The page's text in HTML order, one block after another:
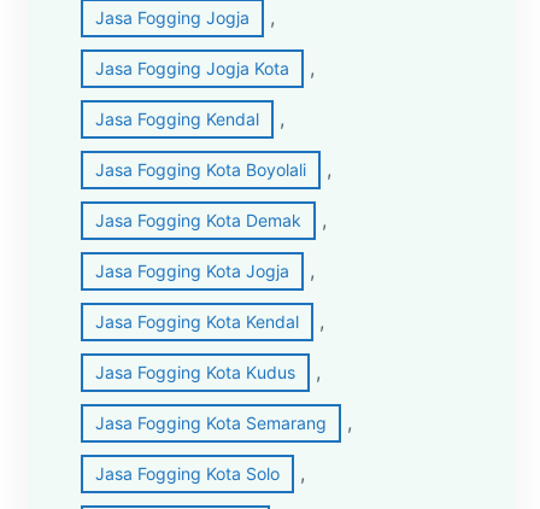
Jasa Fogging Jogja ,
Jasa Fogging Jogja Kota ,
Jasa Fogging Kendal ,
Jasa Fogging Kota Boyolali ,
Jasa Fogging Kota Demak ,
Jasa Fogging Kota Jogja ,
Jasa Fogging Kota Kendal ,
Jasa Fogging Kota Kudus ,
Jasa Fogging Kota Semarang ,
Jasa Fogging Kota Solo ,